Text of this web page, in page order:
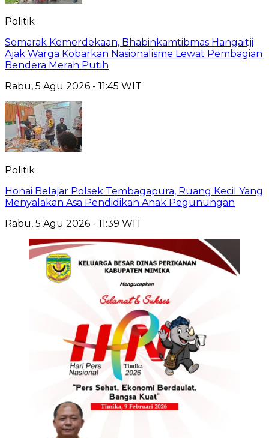
Politik
Semarak Kemerdekaan, Bhabinkamtibmas Hangaitji
Ajak Warga Kobarkan Nasionalisme Lewat Pembagian
Bendera Merah Putih
Rabu, 5 Agu 2026 - 11:45 WIT
Politik
Honai Belajar Polsek Tembagapura, Ruang Kecil Yang
Menyalakan Asa Pendidikan Anak Pegunungan
Rabu, 5 Agu 2026 - 11:39 WIT